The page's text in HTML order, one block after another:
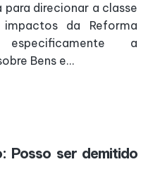
direcionar a classe
da Reforma
a
Bens e...
Posso ser demitido